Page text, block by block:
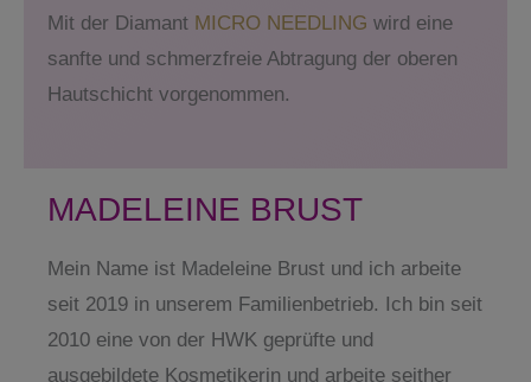
Mit der Diamant MICRO NEEDLING wird eine
sanfte und schmerzfreie Abtragung der oberen
Hautschicht vorgenommen.
MADELEINE BRUST
Mein Name ist Madeleine Brust und ich arbeite
seit 2019 in unserem Familienbetrieb. Ich bin seit
2010 eine von der HWK geprüfte und
ausgebildete Kosmetikerin und arbeite seither